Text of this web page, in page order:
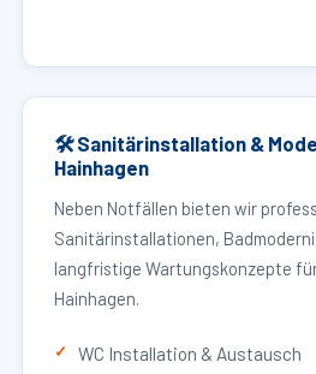
🛠 Sanitärinstallation &
Hainhagen
Neben Notfällen bieten wir
Sanitärinstallationen,
langfristige Wartungskonzepte
Hainhagen.
WC Installation & Austausch